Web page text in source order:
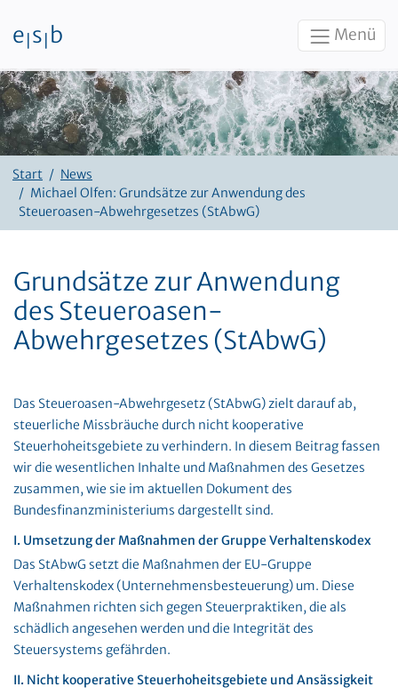
Zum Inhalt
e s b Menü
Start
News
Michael Olfen: Grundsätze zur Anwendung des
Steueroasen-Abwehrgesetzes (StAbwG)
Grundsätze zur Anwendung
des Steueroasen-
Abwehrgesetzes (StAbwG)
Das Steueroasen-Abwehrgesetz (StAbwG) zielt darauf ab,
steuerliche Missbräuche durch nicht kooperative
Steuerhoheitsgebiete zu verhindern. In diesem Beitrag fassen
wir die wesentlichen Inhalte und Maßnahmen des Gesetzes
zusammen, wie sie im aktuellen Dokument des
Bundesfinanzministeriums dargestellt sind.
I. Umsetzung der Maßnahmen der Gruppe Verhaltenskodex
Das StAbwG setzt die Maßnahmen der EU-Gruppe
Verhaltenskodex (Unternehmensbesteuerung) um. Diese
Maßnahmen richten sich gegen Steuerpraktiken, die als
schädlich angesehen werden und die Integrität des
Steuersystems gefährden.
II. Nicht kooperative Steuerhoheitsgebiete und Ansässigkeit